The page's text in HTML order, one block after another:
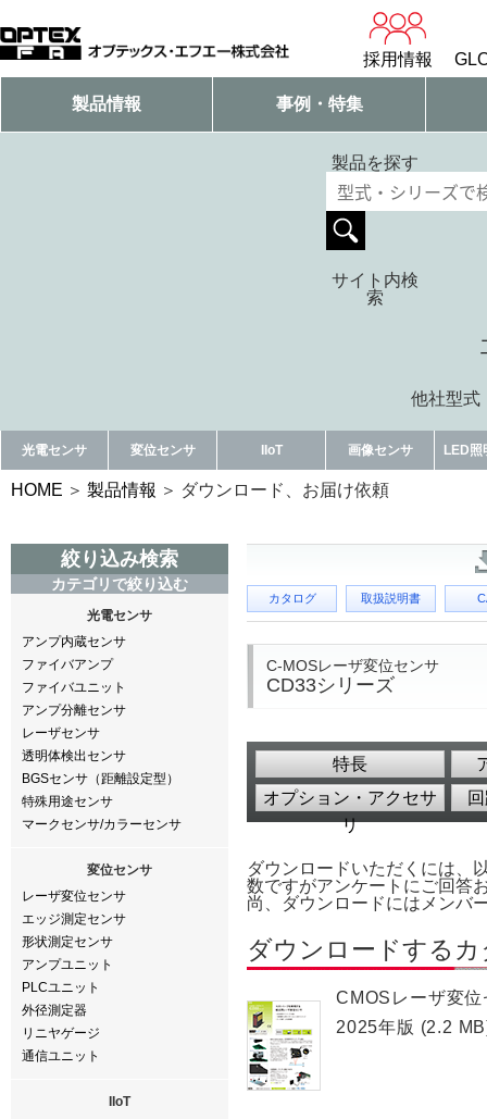
採用情報
製品情報 事例・特集
製品を探す
サイト内検
索
他社型式
光電センサ 変位センサ IIoT 画像センサ LED照
HOME 製品情報 ダウンロード、お届け依頼
絞り込み検索
カテゴリで絞り込む
光電センサ
アンプ内蔵センサ
ファイバアンプ
ファイバユニット
アンプ分離センサ
レーザセンサ
透明体検出センサ
BGSセンサ（距離設定型）
特殊用途センサ
マークセンサ/カラーセンサ
変位センサ
レーザ変位センサ
エッジ測定センサ
形状測定センサ
アンプユニット
PLCユニット
外径測定器
リニヤゲージ
通信ユニット
IIoT
カタログ 取扱説明書
C-MOSレーザ変位センサ
CD33シリーズ
特長
オプション・アクセサ
リ
ダウンロードいただくには、
数ですがアンケートにご回答
尚、ダウンロードにはメンバ
ダウンロードする
CMOSレーザ変
2025年版 (2.2